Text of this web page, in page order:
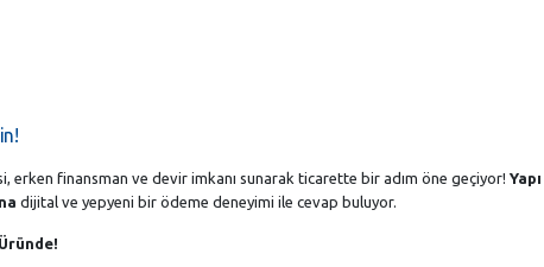
erken finansman ve devir imkanı sunarak ticarette bir adım öne geçiyor! Yapı
dijital ve yepyeni bir ödeme deneyimi ile cevap buluyor.